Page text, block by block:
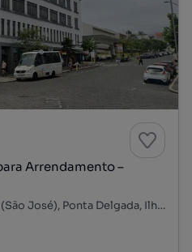
Arrendamento –
Rua da Cruz, Ponta Delgada (São José), Ponta Delgada, Ilha de São Miguel